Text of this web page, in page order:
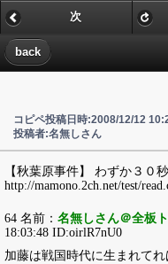
back
次
コピペ投稿日時:2008/12/12
投稿者:名無しさん
【秋葉原事件】 わずか３
http://mamono.2ch.net/test/
64 名前： 名無しさん＠全板
18:03:48 ID:oirlR7nU0
加藤は戦国時代に生まれて